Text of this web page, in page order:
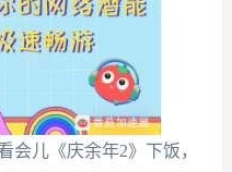
会儿《庆余年2》下饭，